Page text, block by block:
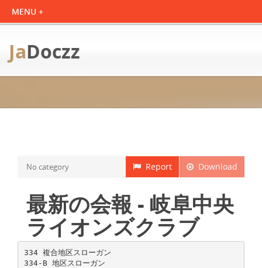
JaDoczz
Download
Report
No category
最新の会報 - 岐阜中央
ライオンズクラブ
334 複合地区スローガン
334-B 地区スローガン